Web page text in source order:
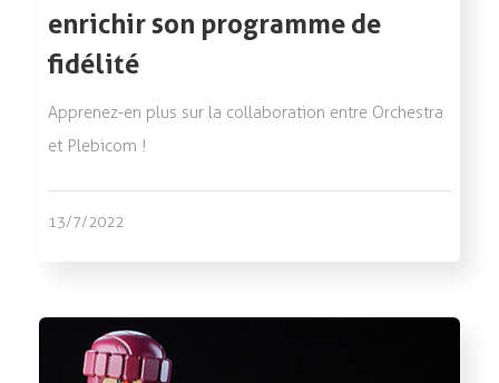
enrichir son programme de
fidélité
Apprenez-en plus sur la collaboration entre Orchestra
et Plebicom !
13/7/2022